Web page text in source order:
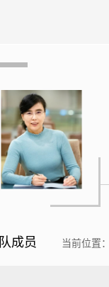
成员 当前位置：